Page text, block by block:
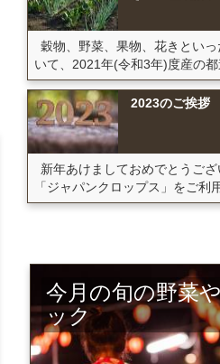
穀物、野菜、果物、花きとい
いて、2021年(令和3年)度産の都
2023のご挨拶
新年あけましておめでとうご
「ジャパンクロップス」をご利
今月の旬の野菜
ック